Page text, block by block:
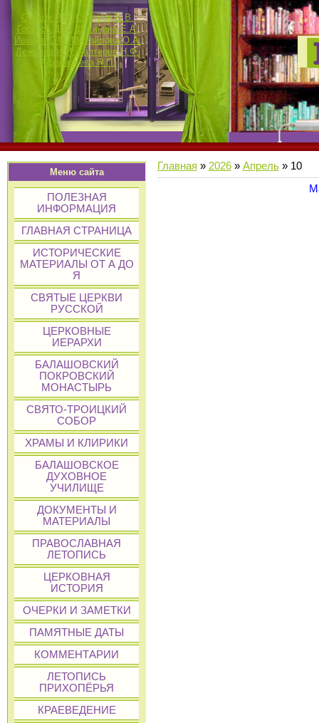
Сучков П.К. Смотров В.В.
Госьков Д.П.
Щетинина Е.А.
Иванов С.М. Михайлова О.А.
Лежнина И.И. Каптерев Н.Ф.
Афанасьева Н.П.
Меню сайта
ПОЛЕЗНАЯ
ИНФОРМАЦИЯ
ГЛАВНАЯ СТРАНИЦА
ИСТОРИЧЕСКИЕ
МАТЕРИАЛЫ ОТ А ДО
Я
СВЯТЫЕ ЦЕРКВИ
РУССКОЙ
ЦЕРКОВНЫЕ
ИЕРАРХИ
БАЛАШОВСКИЙ
ПОКРОВСКИЙ
МОНАСТЫРЬ
СВЯТО-ТРОИЦКИЙ
СОБОР
ХРАМЫ И КЛИРИКИ
БАЛАШОВСКОЕ
ДУХОВНОЕ
УЧИЛИЩЕ
ДОКУМЕНТЫ И
МАТЕРИАЛЫ
ПРАВОСЛАВНАЯ
ЛЕТОПИСЬ
ЦЕРКОВНАЯ
ИСТОРИЯ
ОЧЕРКИ И ЗАМЕТКИ
ПАМЯТНЫЕ ДАТЫ
КОММЕНТАРИИ
ЛЕТОПИСЬ
ПРИХОПЁРЬЯ
КРАЕВЕДЕНИЕ
Главная » 2026 » Апрель » 10